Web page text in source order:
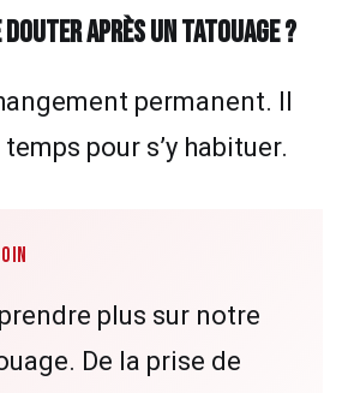
APRÈS UN TATOUAGE ?
permanent. Il
pour s’y habituer.
plus sur notre
De la prise de